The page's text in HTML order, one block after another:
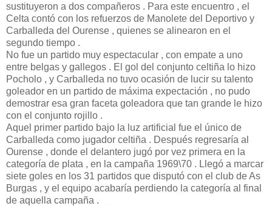
sustituyeron a dos compañeros . Para este encuentro , el
Celta contó con los refuerzos de Manolete del Deportivo y
Carballeda del Ourense , quienes se alinearon en el
segundo tiempo .
No fue un partido muy espectacular , con empate a uno
entre belgas y gallegos . El gol del conjunto celtiña lo hizo
Pocholo , y Carballeda no tuvo ocasión de lucir su talento
goleador en un partido de máxima expectación , no pudo
demostrar esa gran faceta goleadora que tan grande le hizo
con el conjunto rojillo .
Aquel primer partido bajo la luz artificial fue el único de
Carballeda como jugador celtiña . Después regresaría al
Ourense , donde el delantero jugó por vez primera en la
categoría de plata , en la campaña 1969\70 . Llegó a marcar
siete goles en los 31 partidos que disputó con el club de As
Burgas , y el equipo acabaría perdiendo la categoría al final
de aquella campaña .